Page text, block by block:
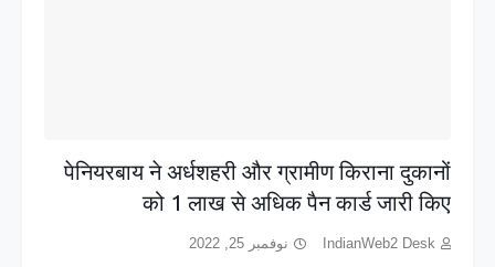
पेनियरबाय ने अर्धशहरी और ग्रामीण किराना दुकानों
को 1 लाख से अधिक पैन कार्ड जारी किए
IndianWeb2 Desk نوفمبر 25, 2022